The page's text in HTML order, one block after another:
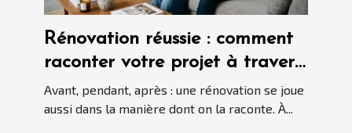
Rénovation réussie : comment
raconter votre projet à travers
ses réalisations
Avant, pendant, après : une rénovation se joue
aussi dans la manière dont on la raconte. À...